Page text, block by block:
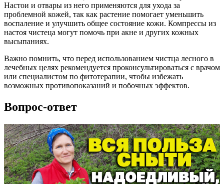
Настои и отвары из него применяются для ухода за
проблемной кожей, так как растение помогает уменьшить
воспаление и улучшить общее состояние кожи. Компрессы из
настоя чистеца могут помочь при акне и других кожных
высыпаниях.
Важно помнить, что перед использованием чистца лесного в
лечебных целях рекомендуется проконсультироваться с врачом
или специалистом по фитотерапии, чтобы избежать
возможных противопоказаний и побочных эффектов.
Вопрос-ответ